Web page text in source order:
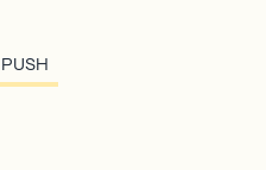
PUSH